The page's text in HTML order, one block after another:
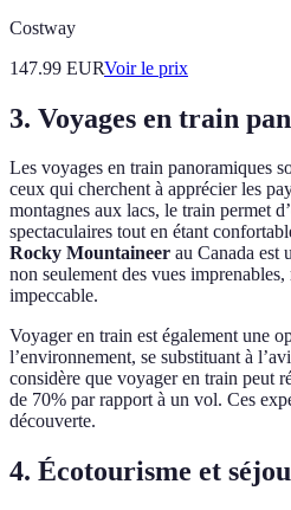
Costway
147.99 EURVoir le prix
3. Voyages en train
Les voyages en train panoramiques
ceux qui cherchent à apprécier les
montagnes aux lacs, le train permet
spectaculaires tout en étant
Rocky Mountaineer au Canada est
non seulement des vues
impeccable.
Voyager en train est également une
l’environnement, se substituant à
considère que voyager en train peut
de 70% par rapport à un vol. Ces
découverte.
4. Écotourisme et